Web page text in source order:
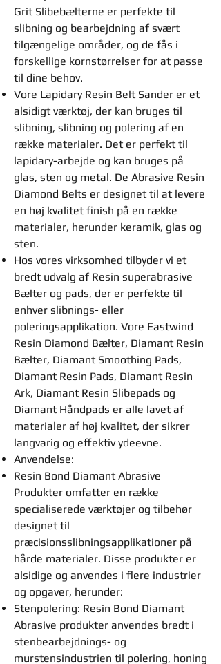
Grit Slibebælterne er perfekte til
slibning og bearbejdning af svært
tilgængelige områder, og de fås i
forskellige kornstørrelser for at passe
til dine behov.
Vore Lapidary Resin Belt Sander er et
alsidigt værktøj, der kan bruges til
slibning, slibning og polering af en
række materialer. Det er perfekt til
lapidary-arbejde og kan bruges på
glas, sten og metal. De Abrasive Resin
Diamond Belts er designet til at levere
en høj kvalitet finish på en række
materialer, herunder keramik, glas og
sten.
Hos vores virksomhed tilbyder vi et
bredt udvalg af Resin superabrasive
Bælter og pads, der er perfekte til
enhver slibnings- eller
poleringsapplikation. Vore Eastwind
Resin Diamond Bælter, Diamant Resin
Bælter, Diamant Smoothing Pads,
Diamant Resin Pads, Diamant Resin
Ark, Diamant Resin Slibepads og
Diamant Håndpads er alle lavet af
materialer af høj kvalitet, der sikrer
langvarig og effektiv ydeevne.
Anvendelse:
Resin Bond Diamant Abrasive
Produkter omfatter en række
specialiserede værktøjer og tilbehør
designet til
præcisionsslibningsapplikationer på
hårde materialer. Disse produkter er
alsidige og anvendes i flere industrier
og opgaver, herunder:
Stenpolering: Resin Bond Diamant
Abrasive produkter anvendes bredt i
stenbearbejdnings- og
murstensindustrien til polering, honing